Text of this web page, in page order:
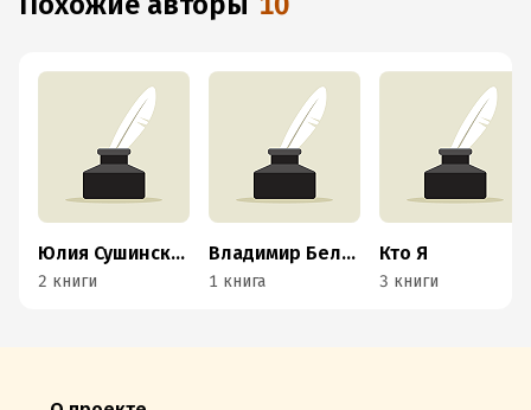
Юлия Сушинская
2 книги
Владимир Белоногов
1 книга
Кто Я
3 книги